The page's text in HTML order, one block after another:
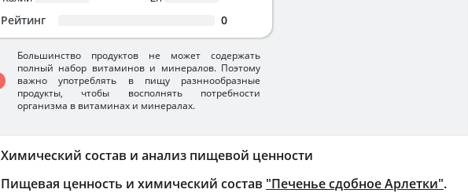
Химический состав и анализ пищевой ценности
Пищевая ценность и химический состав "Печенье сдобное Арлетки".
Рейтинг 0
Большинство продуктов не может содержать
полный набор витаминов и минералов. Поэтому
важно употреблять в пищу разннообразные
продукты, чтобы восполнять потребности
организма в витаминах и минералах.